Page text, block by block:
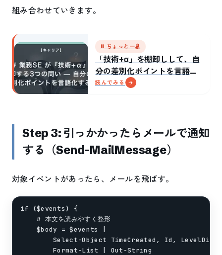
組み合わせていきます。
⏸ ちょっと一息
「技術+α」を棚卸しして、自
分の差別化ポイントを言語化
した話
読んでみる
Step 3: 引っかかったらメールで通知
する（Send-MailMessage）
対象イベントがあったら、メールを飛ばす。
if ($events) {
    # 本文を読みやすく整形
    $body = $events |
Select-Object TimeCreated, Id,
        Format-List | Out-String